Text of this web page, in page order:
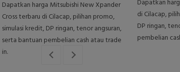
Dapatkan harga Mitsubishi New Xpander
Cross terbaru di Cilacap, pilihan promo,
simulasi kredit, DP ringan, tenor angsuran,
serta bantuan pembelian cash atau trade
in.
Dapatkan
di Cilacap,
DP ringan,
pembelian